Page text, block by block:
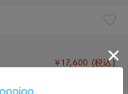
￥17,600 (税込)